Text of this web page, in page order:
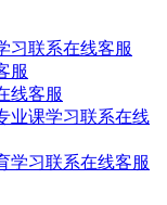
习联系在线客服
服
线客服
业课学习联系在线
学习联系在线客服